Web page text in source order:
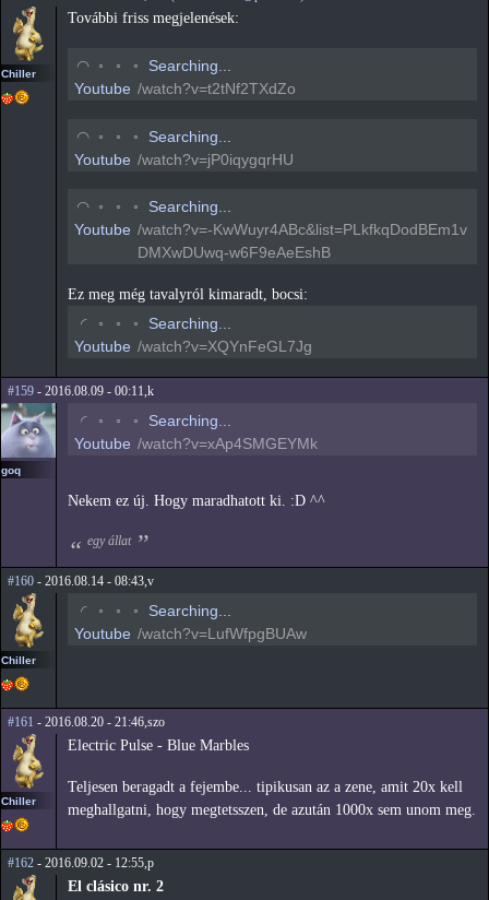
Chiller
További friss megjelenések:
◡ ◦ ◦ ◦
Searching...
Youtube /watch?v=t2tNf2TXdZo
◡ ◦ ◦ ◦
Searching...
Youtube /watch?v=jP0iqygqrHU
◡ ◦ ◦ ◦
Searching...
Youtube /watch?v=-KwWuyr4ABc&list=PLkfkqDodBEm1v
DMXwDUwq-w6F9eAeEshB
Ez meg még tavalyról kimaradt, bocsi:
◡ ◦ ◦ ◦
Searching...
Youtube /watch?v=XQYnFeGL7Jg
#159 - 2016.08.09 - 00:11,k
goq
◡ ◦ ◦ ◦
Searching...
Youtube /watch?v=xAp4SMGEYMk
Nekem ez új. Hogy maradhatott ki. :D ^^
egy állat
#160 - 2016.08.14 - 08:43,v
Chiller
◡ ◦ ◦ ◦
Searching...
Youtube /watch?v=LufWfpgBUAw
#161 - 2016.08.20 - 21:46,szo
Chiller
Electric Pulse - Blue Marbles
Teljesen beragadt a fejembe... tipikusan az a zene, amit 20x kell
meghallgatni, hogy megtetsszen, de azután 1000x sem unom meg.
#162 - 2016.09.02 - 12:55,p
El clásico nr. 2